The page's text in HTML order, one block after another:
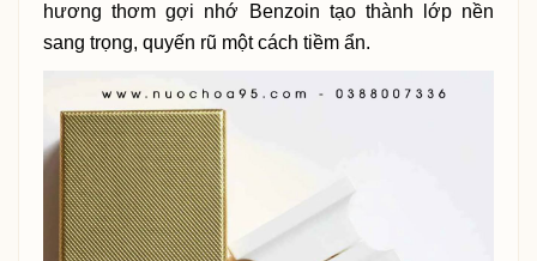
hương thơm gợi nhớ Benzoin tạo thành lớp nền
sang trọng, quyến rũ một cách tiềm ẩn.